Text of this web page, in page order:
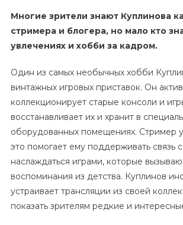
Многие зрители знают Куплинова
стримера и блогера, но мало кто
увлечениях и хобби за кадром.
Один из самых необычных хобби
винтажных игровых приставок. Он
коллекционирует старые консоли и
восстанавливает их и хранит в
оборудованных помещениях. Стример
это помогает ему поддерживать связь
наслаждаться играми, которые
воспоминания из детства. Куплинов
устраивает трансляции из своей
показать зрителям редкие и